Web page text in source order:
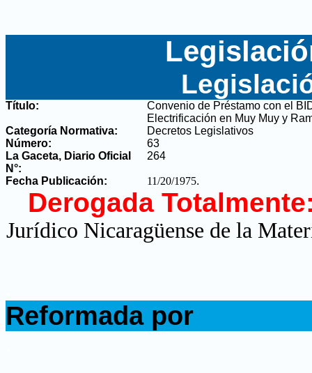
Título:
Convenio de Préstamo con el
Electrificación en Muy Muy y
Categoría Normativa:
Decretos Legislativos
Número:
63
La Gaceta, Diario Oficial
N°:
264
Fecha Publicación: 11/20/1975.
Derogada
Jurídico Nicaragüense de la
Reformada por